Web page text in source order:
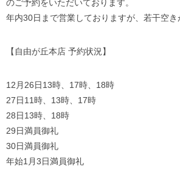
のご予約をいただいております。
年内30日まで営業しておりますが、若干空き
【自由が丘本店 予約状況】
12月26日13時、17時、18時
27日11時、13時、17時
28日13時、18時
29日満員御礼
30日満員御礼
年始1月3日満員御礼